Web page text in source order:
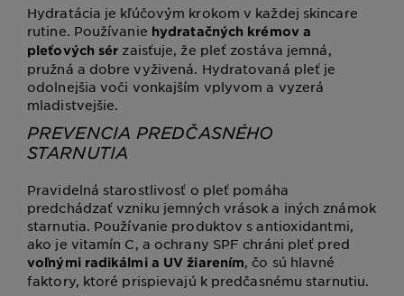
Hydratácia je kľúčovým krokom v každej skincare
rutine. Používanie hydratačných krémov a
pleťových sér zaisťuje, že pleť zostáva jemná,
pružná a dobre vyživená. Hydratovaná pleť je
odolnejšia voči vonkajším vplyvom a vyzerá
mladistvejšie.
PREVENCIA PREDČASNÉHO
STARNUTIA
Pravidelná starostlivosť o pleť pomáha
predchádzať vzniku jemných vrások a iných známok
starnutia. Používanie produktov s antioxidantmi,
ako je vitamín C, a ochrany SPF chráni pleť pred
voľnými radikálmi a UV žiarením, čo sú hlavné
faktory, ktoré prispievajú k predčasnému starnutiu.